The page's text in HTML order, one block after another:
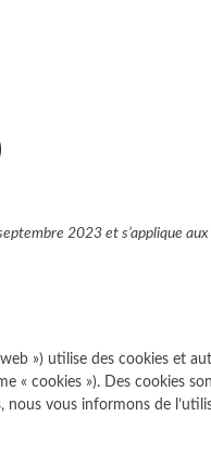
2023 et s’applique
») utilise des cookies et
« cookies »). Des cookies
nous vous informons de